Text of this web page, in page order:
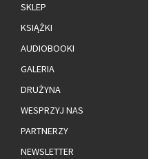
SKLEP
KSIĄŻKI
AUDIOBOOKI
GALERIA
DRUŻYNA
WESPRZYJ NAS
PARTNERZY
NEWSLETTER